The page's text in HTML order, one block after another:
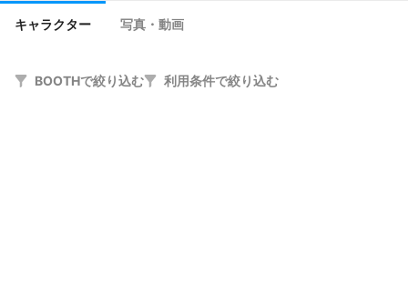
キャラクター 写真・動画
BOOTHで絞り込む 利用条件で絞り込む